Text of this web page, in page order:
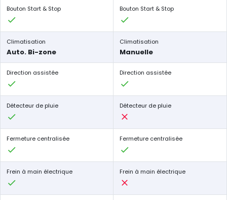
Bouton Start & Stop Bouton Start & Stop
Climatisation
Auto. Bi-zone
Climatisation
Manuelle
Direction assistée Direction assistée
Détecteur de pluie Détecteur de pluie
Fermeture centralisée Fermeture centralisée
Frein à main électrique Frein à main électrique